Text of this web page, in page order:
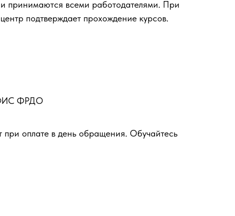
принимаются всеми работодателями. При
подтверждает прохождение курсов.
ФИС ФРДО
при оплате в день обращения. Обучайтесь